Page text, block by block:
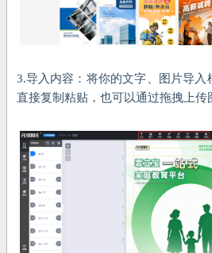
3.导入内容：将你的文字、图片导入
直接复制粘贴，也可以通过拖拽上传